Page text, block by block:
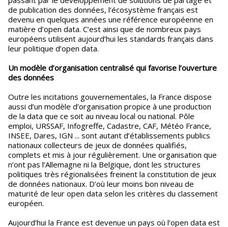
de publication des données, l’écosystème français est
devenu en quelques années une référence européenne en
matière d’open data. C’est ainsi que de nombreux pays
européens utilisent aujourd’hui les standards français dans
leur politique d’open data.
Un modèle d’organisation centralisé qui favorise l’ouverture
des données
Outre les incitations gouvernementales, la France dispose
aussi d’un modèle d’organisation propice à une production
de la data que ce soit au niveau local ou national. Pôle
emploi, URSSAF, Infogreffe, Cadastre, CAF, Météo France,
INSEE, Dares, IGN ... sont autant d’établissements publics
nationaux collecteurs de jeux de données qualifiés,
complets et mis à jour régulièrement. Une organisation que
n’ont pas l’Allemagne ni la Belgique, dont les structures
politiques très régionalisées freinent la constitution de jeux
de données nationaux. D’où leur moins bon niveau de
maturité de leur open data selon les critères du classement
européen.
Aujourd’hui la France est devenue un pays où l’open data est